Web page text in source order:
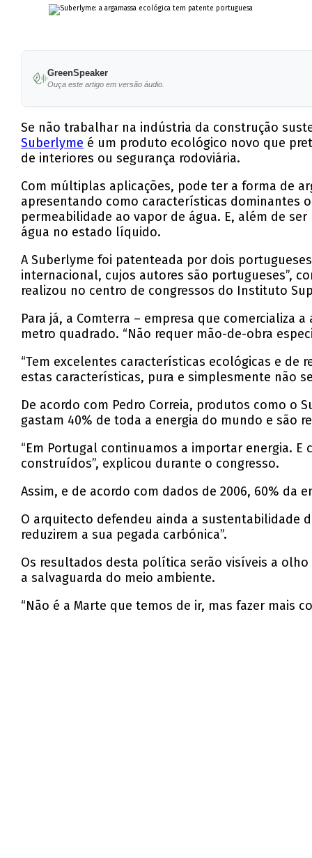
GreenSpeaker
Ouça este artigo em versão áudio.
Se não trabalhar na indústria da construção
Suberlyme é um produto ecológico novo que
de interiores ou segurança rodoviária.
Com múltiplas aplicações, pode ter a forma de
apresentando como características dominantes
permeabilidade ao vapor de água. E, além de
água no estado líquido.
A Suberlyme foi patenteada por dois
internacional, cujos autores são portugueses”,
realizou no centro de congressos do Instituto
Para já, a Comterra – empresa que comercializa
metro quadrado. “Não requer mão-de-obra
“Tem excelentes características ecológicas e de
estas características, pura e simplesmente não
De acordo com Pedro Correia, produtos como
gastam 40% de toda a energia do mundo e são
“Em Portugal continuamos a importar energia.
construídos”, explicou durante o congresso.
Assim, e de acordo com dados de 2006, 60% da
O arquitecto defendeu ainda a sustentabilidade
reduzirem a sua pegada carbónica”.
Os resultados desta política serão visíveis a
a salvaguarda do meio ambiente.
“Não é a Marte que temos de ir, mas fazer mais